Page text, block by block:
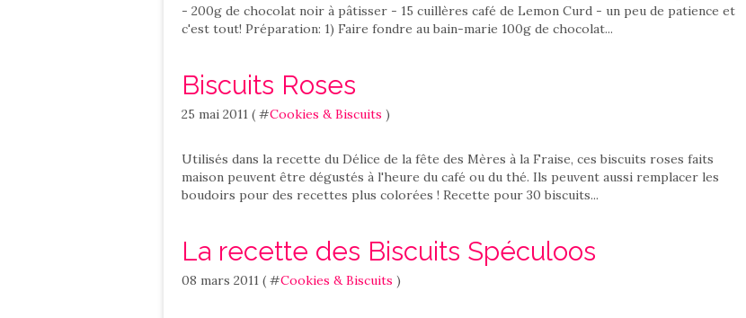
- 200g de chocolat noir à pâtisser - 15 cuillères café de Lemon Curd - un peu de patience et
c'est tout! Préparation: 1) Faire fondre au bain-marie 100g de chocolat...
Biscuits Roses
25 mai 2011 ( #Cookies & Biscuits )
Utilisés dans la recette du Délice de la fête des Mères à la Fraise, ces biscuits roses faits
maison peuvent être dégustés à l'heure du café ou du thé. Ils peuvent aussi remplacer les
boudoirs pour des recettes plus colorées ! Recette pour 30 biscuits...
La recette des Biscuits Spéculoos
08 mars 2011 ( #Cookies & Biscuits )